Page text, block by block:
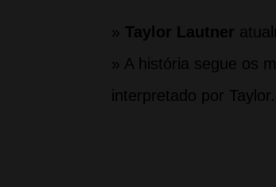
» Taylor Lautner
» A história segue os
interpretado por Taylor.